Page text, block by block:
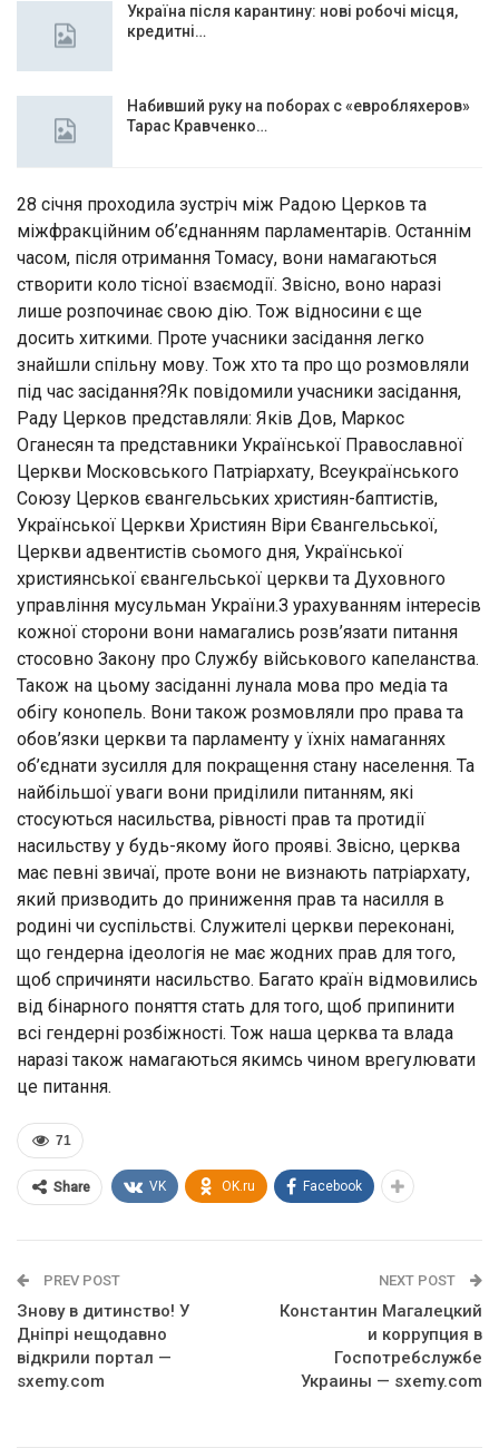
Україна після карантину: нові робочі місця,
кредитні…
Набивший руку на поборах с «евробляхеров»
Тарас Кравченко…
28 січня проходила зустріч між Радою Церков та
міжфракційним об’єднанням парламентарів. Останнім
часом, після отримання Томасу, вони намагаються
створити коло тісної взаємодії. Звісно, воно наразі
лише розпочинає свою дію. Тож відносини є ще
досить хиткими. Проте учасники засідання легко
знайшли спільну мову. Тож хто та про що розмовляли
під час засідання?Як повідомили учасники засідання,
Раду Церков представляли: Яків Дов, Маркос
Оганесян та представники Української Православної
Церкви Московського Патріархату, Всеукраїнського
Союзу Церков євангельських християн-баптистів,
Української Церкви Християн Віри Євангельської,
Церкви адвентистів сьомого дня, Української
християнської євангельської церкви та Духовного
управління мусульман України.З урахуванням інтересів
кожної сторони вони намагались розв’язати питання
стосовно Закону про Службу військового капеланства.
Також на цьому засіданні лунала мова про медіа та
обігу конопель. Вони також розмовляли про права та
обов’язки церкви та парламенту у їхніх намаганнях
об’єднати зусилля для покращення стану населення. Та
найбільшої уваги вони приділили питанням, які
стосуються насильства, рівності прав та протидії
насильству у будь-якому його прояві. Звісно, церква
має певні звичаї, проте вони не визнають патріархату,
який призводить до приниження прав та насилля в
родині чи суспільстві. Служителі церкви переконані,
що гендерна ідеологія не має жодних прав для того,
щоб спричиняти насильство. Багато країн відмовились
від бінарного поняття стать для того, щоб припинити
всі гендерні розбіжності. Тож наша церква та влада
наразі також намагаються якимсь чином врегулювати
це питання.
71
Share VK OK.ru Facebook
PREV POST
Знову в дитинство! У
Дніпрі нещодавно
відкрили портал —
sxemy.com
NEXT POST
Константин Магалецкий
и коррупция в
Госпотребслужбе
Украины — sxemy.com